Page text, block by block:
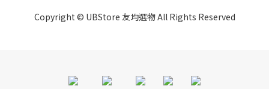
Copyright © UBStore 友均選物 All Rights Reserved